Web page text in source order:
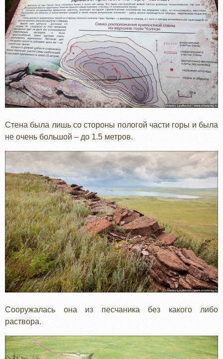
Стена была лишь со стороны пологой части горы и была
не очень большой – до 1.5 метров.
Сооружалась она из песчаника без какого либо
раствора.